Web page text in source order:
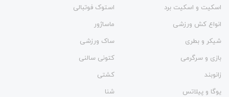
اسکیت و اسکیت برد
استوک فوتبالی
انواع کش ورزشی
ماساژور
شیکر و بطری
ساک ورزشی
بازی و سرگرمی
کتونی سالنی
زانوبند
کشتی
یوگا و پیلاتس
شنا